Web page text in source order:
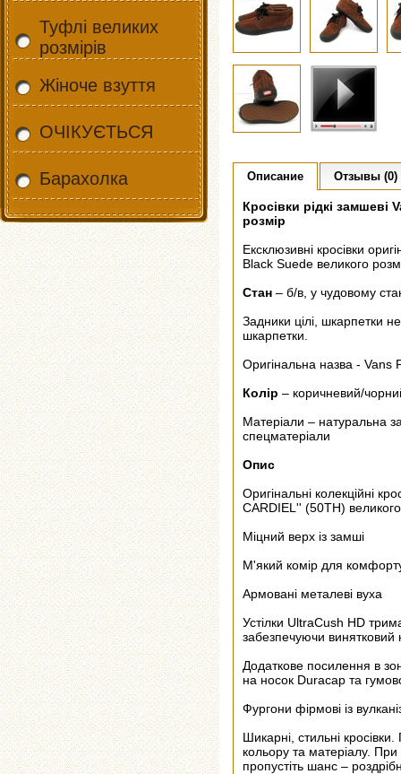
Туфлі великих
розмірів
Жіноче взуття
ОЧІКУЄТЬСЯ
Барахолка Описание Отзывы (0)
Кросівки рідкі замшеві
розмір
Ексклюзивні кросівки
Black Suede великого
Стан – б/в, у чудовому
Задники цілі, шкарпетки
шкарпетки.
Оригінальна назва - Vans
Колір – коричневий/
Матеріали – натуральна
спецматеріали
Опис
Оригінальні колекційні
CARDIEL'' (50TH)
Міцний верх із замші
М'який комір для
Армовані металеві вуха
Устілки UltraCush HD
забезпечуючи винятковий
Додаткове посилення в
на носок Duracap та
Фургони фірмові із
Шикарні, стильні
кольору та матеріалу.
пропустіть шанс –